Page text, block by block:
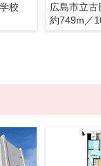
校
広島市立古
約749m／